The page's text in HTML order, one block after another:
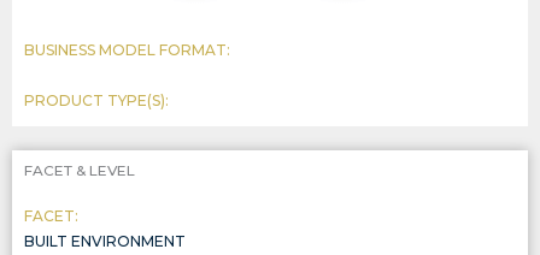
BUSINESS MODEL FORMAT:
PRODUCT TYPE(S):
FACET & LEVEL
FACET:
BUILT ENVIRONMENT